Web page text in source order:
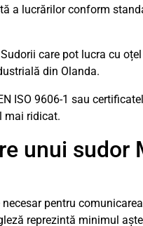
a lucrărilor conform
care pot lucra cu
din Olanda.
ISO 9606-1 sau
mai ridicat.
unui sudor
pentru
reprezintă minimul